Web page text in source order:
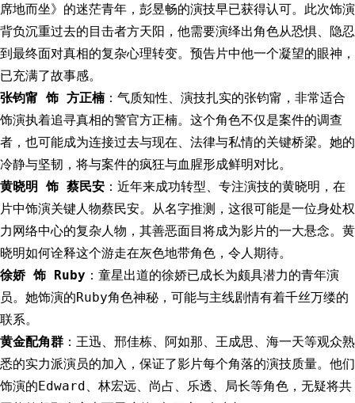
席地而坐》的迷茫青年，彭昱畅的演技早已获得认可。此次饰演
背负沉重过去的目击者方天阳，他需要演绎出角色从恐惧、隐忍
到最终面对真相的复杂心理转变。预告片中他一个凝望的眼神，
已充满了故事感。
张钧甯 饰 方正楠：气质知性、演技扎实的张钧甯，非常适合
饰演执着追寻真相的警官方正楠。这个角色不仅是案件的调查
者，也可能成为连接过去与现在、法律与私情的关键桥梁。她的
冷静与坚韧，将与案件的疯狂与血腥形成鲜明对比。
黄晓明 饰 蔡民安 ：近年来成功转型、专注演技的黄晓明，在
片中饰演关键人物蔡民安。从名字推测，这很可能是一位身处权
力网络中心的复杂人物，其善恶面目将成为影片的一大悬念。黄
晓明如何诠释这个游走在灰色地带角色，令人期待。
徐娇 饰 Ruby ：童星出道的徐娇已成长为颇具潜力的青年演
员。她饰演的Ruby角色神秘，可能与主线剧情有着千丝万缕的
联系。
黄金配角群 ：王迅、邢佳栋、阿如那、王成思、海一天等观众熟
悉的实力派演员的加入，保证了影片每个角落的演技质量。他们
饰演的Edward、林宏远、尚占、乐透、局长等角色，无疑将共